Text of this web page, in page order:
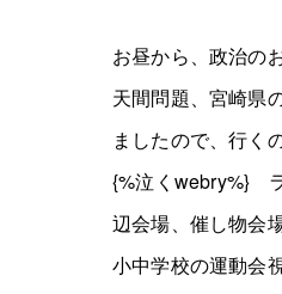
お昼から、政治の
天間問題、宮崎県
ましたので、行く
{%泣くwebry%}
辺会場、催し物会
小中学校の運動会